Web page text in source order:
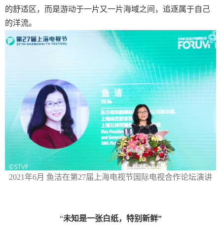
的舒适区，而是游动于一片又一片海域之间，追逐属于自己
的洋流。
2021年6月 鱼洁在第27届上海电视节国际电视合作论坛演讲
“未知是一张白纸，特别新鲜”